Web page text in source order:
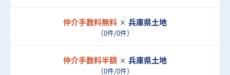
仲介手数料無料 兵庫県土地
（0件/0件）
仲介手数料半額 兵庫県土地
（0件/0件）